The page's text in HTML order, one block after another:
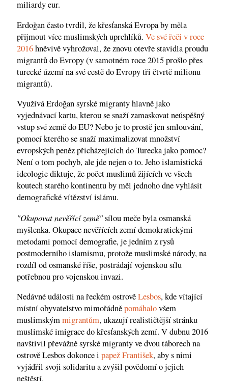
miliardy eur.
Erdoğan často tvrdil, že křesťanská Evropa by měla
přijmout více muslimských uprchlíků. Ve své řeči v roce
2016hněvivě vyhrožoval, že znovu otevře stavidla proudu
migrantů do Evropy (v samotném roce 2015 prošlo přes
turecké území na své cestě do Evropy tři čtvrtě milionu
migrantů).
Využívá Erdoğan syrské migranty hlavně jako
vyjednávací kartu, kterou se snaží zamaskovat neúspěšný
vstup své země do EU? Nebo je to prostě jen smlouvání,
pomocí kterého se snaží maximalizovat množství
evropských peněz přicházejících do Turecka jako pomoc?
Není o tom pochyb, ale jde nejen o to. Jeho islamistická
ideologie diktuje, že počet muslimů žijících ve všech
koutech starého kontinentu by měl jednoho dne vyhlásit
demografické vítězství islámu.
"Okupovat nevěřící země"sílou meče byla osmanská
myšlenka. Okupace nevěřících zemí demokratickými
metodami pomocí demografie, je jedním z rysů
postmoderního islamismu, protože muslimské národy, na
rozdíl od osmanské říše, postrádají vojenskou sílu
potřebnou pro vojenskou invazi.
Nedávné události na řeckém ostrověLesbos, kde vítající
místní obyvatelstvo mimořádněpomáhalovšem
muslimskýmmigrantům, ukazují realističtější stránku
muslimské imigrace do křesťanských zemí. V dubnu 2016
navštívil převážně syrské migranty ve dvou táborech na
ostrově Lesbos dokonce i papež František, aby s nimi
vyjádřil svoji solidaritu a zvýšil povědomí o jejich
neštěstí.